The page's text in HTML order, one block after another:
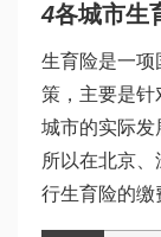
4各城市生
生育险是一项
策，主要是针
城市的实际发
所以在北京
行生育险的缴